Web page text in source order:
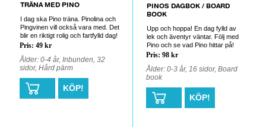
TRÄNA MED PINO
I dag ska Pino träna. Pinolina och
Pingvinen vill också vara med. Det
blir en riktigt rolig och fartfylld dag!
Pris: 49 kr
Ålder: 0-4 år, Inbunden, 32
sidor, Hård pärm
KÖP!
PINOS DAGBOK / BOARD
BOOK
Upp och hoppa! En dag fylld av
lek och äventyr väntar. Följ med
Pino och se vad Pino hittar på!
Pris: 98 kr
Ålder: 0-3 år, 16 sidor, Board
book
KÖP!